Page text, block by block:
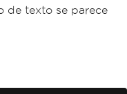
de texto se parece